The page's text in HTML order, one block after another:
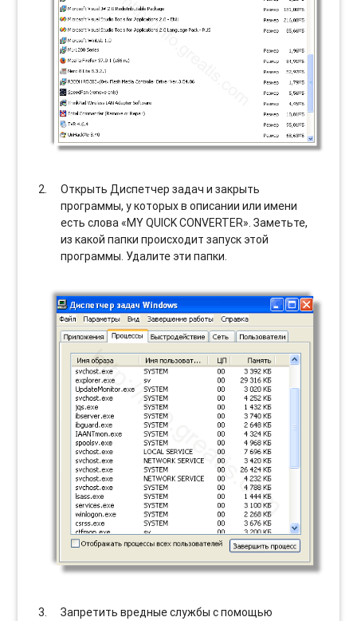
Открыть Диспетчер задач и закрыть
программы, у которых в описании или имени
есть слова «MY QUICK CONVERTER». Заметьте,
из какой папки происходит запуск этой
программы. Удалите эти папки.
Запретить вредные службы с помощью